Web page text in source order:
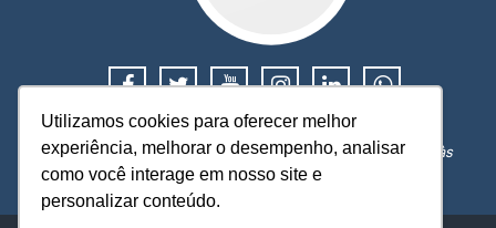
Utilizamos cookies para oferecer melhor
experiência, melhorar o desempenho, analisar
como você interage em nosso site e
personalizar conteúdo.
Suporte e orientação trabalhista, tributária e financeira.
Atendimento de segunda a sexta, das 08h às 12h e 14h às
18h, exceto em feriados nacionais ou locais.